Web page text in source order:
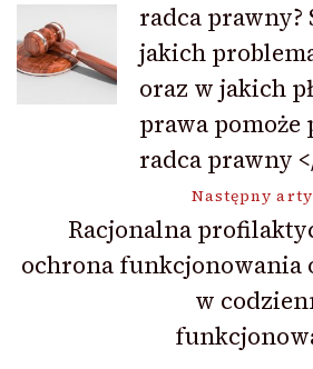
wpisuradca prawny?
jakich
oraz w jakich
prawa
radca prawny
Następny
Racjonalna
ochrona funkcjonowania
w